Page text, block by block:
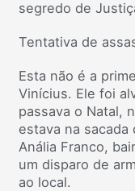
segredo de
Tentativa de
Esta não é a
Vinícius. Ele foi
passava o Natal,
estava na
Anália Franco,
um disparo de
ao local.